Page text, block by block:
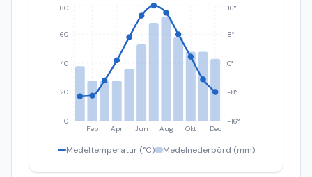
Feb Apr Jun Aug Okt Dec
0
20
40
60
80
-16°
-8°
0°
8°
16°
Medeltemperatur (°C) Medelnederbörd (mm)